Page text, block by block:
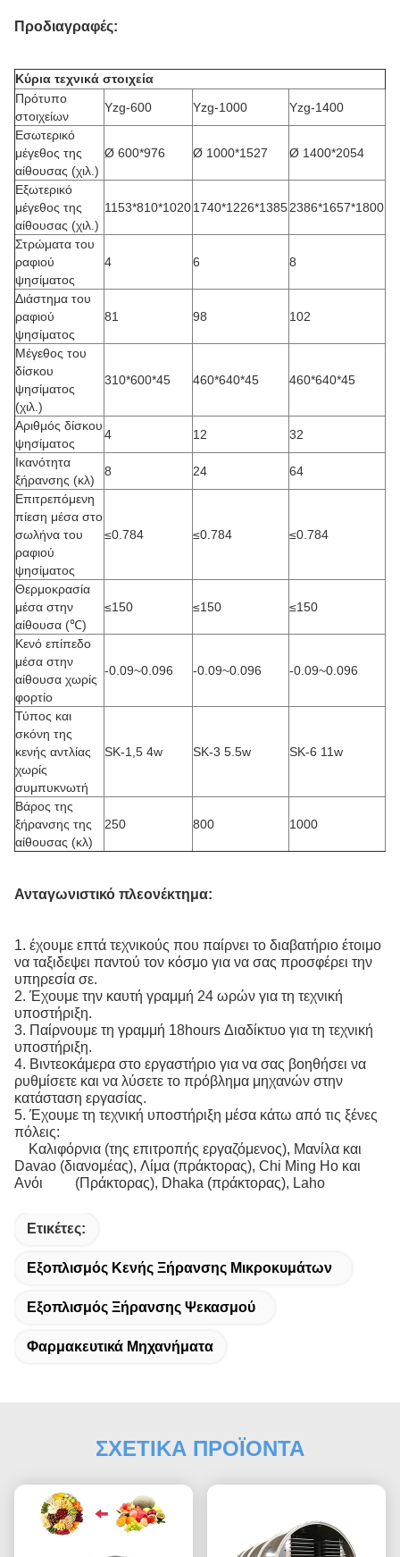
Προδιαγραφές:
Κύρια τεχνικά στοιχεία
Πρότυπο
στοιχείων
Yzg-600 Yzg-1000
Yzg-1400
Εσωτερικό
μέγεθος της
αίθουσας (χιλ.)
Ø 600*976 Ø 1000*1527 Ø 1400*2054
Εξωτερικό
μέγεθος της
αίθουσας (χιλ.)
1153*810*10201740*1226*13852386*1657*1800
Στρώματα του
ραφιού
ψησίματος
4 6 8
Διάστημα του
ραφιού
ψησίματος
81 98 102
Μέγεθος του
δίσκου
ψησίματος
(χιλ.)
310*600*45 460*640*45 460*640*45
Αριθμός δίσκου
ψησίματος
4 12
32
Ικανότητα
ξήρανσης (κλ)
8 24
64
Επιτρεπόμενη
πίεση μέσα στο
σωλήνα του
ραφιού
ψησίματος
≤0.784 ≤0.784 ≤0.784
Θερμοκρασία
μέσα στην
αίθουσα (℃)
≤150 ≤150 ≤150
Κενό επίπεδο
μέσα στην
αίθουσα χωρίς
φορτίο
-0.09~0.096 -0.09~0.096 -0.09~0.096
Τύπος και
σκόνη της
κενής αντλίας
χωρίς
συμπυκνωτή
SK-1,5 4w SK-3 5.5w SK-6 11w
Βάρος της
ξήρανσης της
αίθουσας (κλ)
250 800 1000
Ανταγωνιστικό πλεονέκτημα:
1. έχουμε επτά τεχνικούς που παίρνει το διαβατήριο έτοιμο
να ταξιδεψει παντού τον κόσμο για να σας προσφέρει την
υπηρεσία σε.
2. Έχουμε την καυτή γραμμή 24 ωρών για τη τεχνική
υποστήριξη.
3. Παίρνουμε τη γραμμή 18hours Διαδίκτυο για τη τεχνική
υποστήριξη.
4. Βιντεοκάμερα στο εργαστήριο για να σας βοηθήσει να
ρυθμίσετε και να λύσετε το πρόβλημα μηχανών στην
κατάσταση εργασίας.
5. Έχουμε τη τεχνική υποστήριξη μέσα κάτω από τις ξένες
πόλεις:
Καλιφόρνια (της επιτροπής εργαζόμενος), Μανίλα και
Davao (διανομέας), Λίμα (πράκτορας), Chi Ming Ho και
Ανόι (Πράκτορας), Dhaka (πράκτορας), Laho
Ετικέτες:
Εξοπλισμός Κενής Ξήρανσης Μικροκυμάτων
Εξοπλισμός Ξήρανσης Ψεκασμού
Φαρμακευτικά Μηχανήματα
ΣΧΕΤΙΚΑ ΠΡΟΪΟΝΤΑ